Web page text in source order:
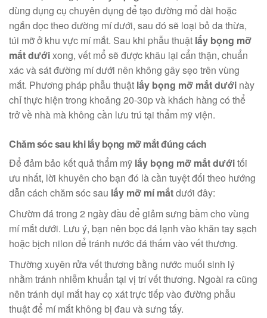
dùng dụng cụ chuyên dụng để tạo đường mổ dài hoặc
ngắn dọc theo đường mí dưới, sau đó sẽ loại bỏ da thừa,
túi mỡ ở khu vực mí mắt. Sau khi phẫu thuật lấy bọng mỡ
mắt dướixong, vết mổ sẽ được khâu lại cẩn thận, chuẩn
xác và sát đường mí dưới nên không gây sẹo trên vùng
mắt. Phương pháp phẫu thuật lấy bọng mỡ mắt dưới này
chỉ thực hiện trong khoảng 20-30p và khách hàng có thể
trở về nhà mà không cần lưu trú tại thẩm mỹ viện.
Chăm sóc sau khi lấy bọng mỡ mắt đúng cách
Để đảm bảo kết quả thẩm mỹ lấy bọng mỡ mắt dướitối
ưu nhất, lời khuyên cho bạn đó là cần tuyệt đối theo hướng
dẫn cách chăm sóc sau lấy mỡ mí mắtdưới đây:
Chườm đá trong 2 ngày đầu để giảm sưng bầm cho vùng
mí mắt dưới. Lưu ý, bạn nên bọc đá lạnh vào khăn tay sạch
hoặc bịch nilon để tránh nước đá thấm vào vết thương.
Thường xuyên rửa vết thương bằng nước muối sinh lý
nhằm tránh nhiễm khuẩn tại vị trí vết thương. Ngoài ra cũng
nên tránh dụi mắt hay cọ xát trực tiếp vào đường phẫu
thuật để mí mắt không bị đau và sưng tấy.